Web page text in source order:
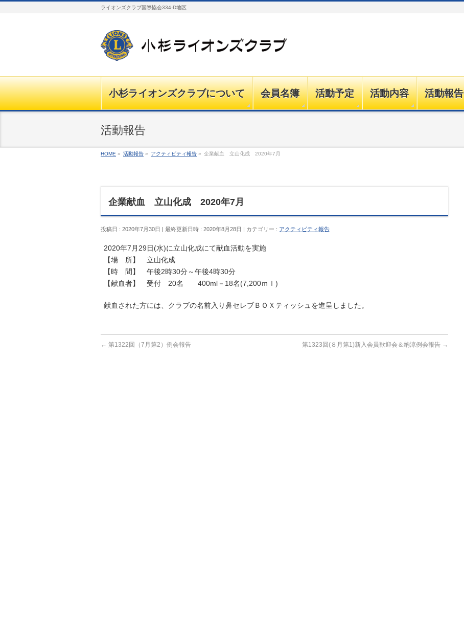
ライオンズクラブ国際協会334-D地区
小杉ライオンズクラブについて 会員名簿 活動予定 活動内容 活動報告
活動報告
HOME » 活動報告 » アクティビティ報告 » 企業献血 立山化成 2020年7月
企業献血 立山化成 2020年7月
投稿日 : 2020年7月30日 最終更新日時 : 2020年8月28日 カテゴリー : アクティビティ報告
2020年7月29日(水)に立山化成にて献血活動を実施
【場 所】 立山化成
【時 間】 午後2時30分～午後4時30分
【献血者】 受付 20名 400ml－18名(7,200ｍｌ)
献血された方には、クラブの名前入り鼻セレブＢＯＸティッシュを進呈しました。
← 第1322回（7月第2）例会報告 第1323回(８月第1)新入会員歓迎会＆納涼例会報告 →